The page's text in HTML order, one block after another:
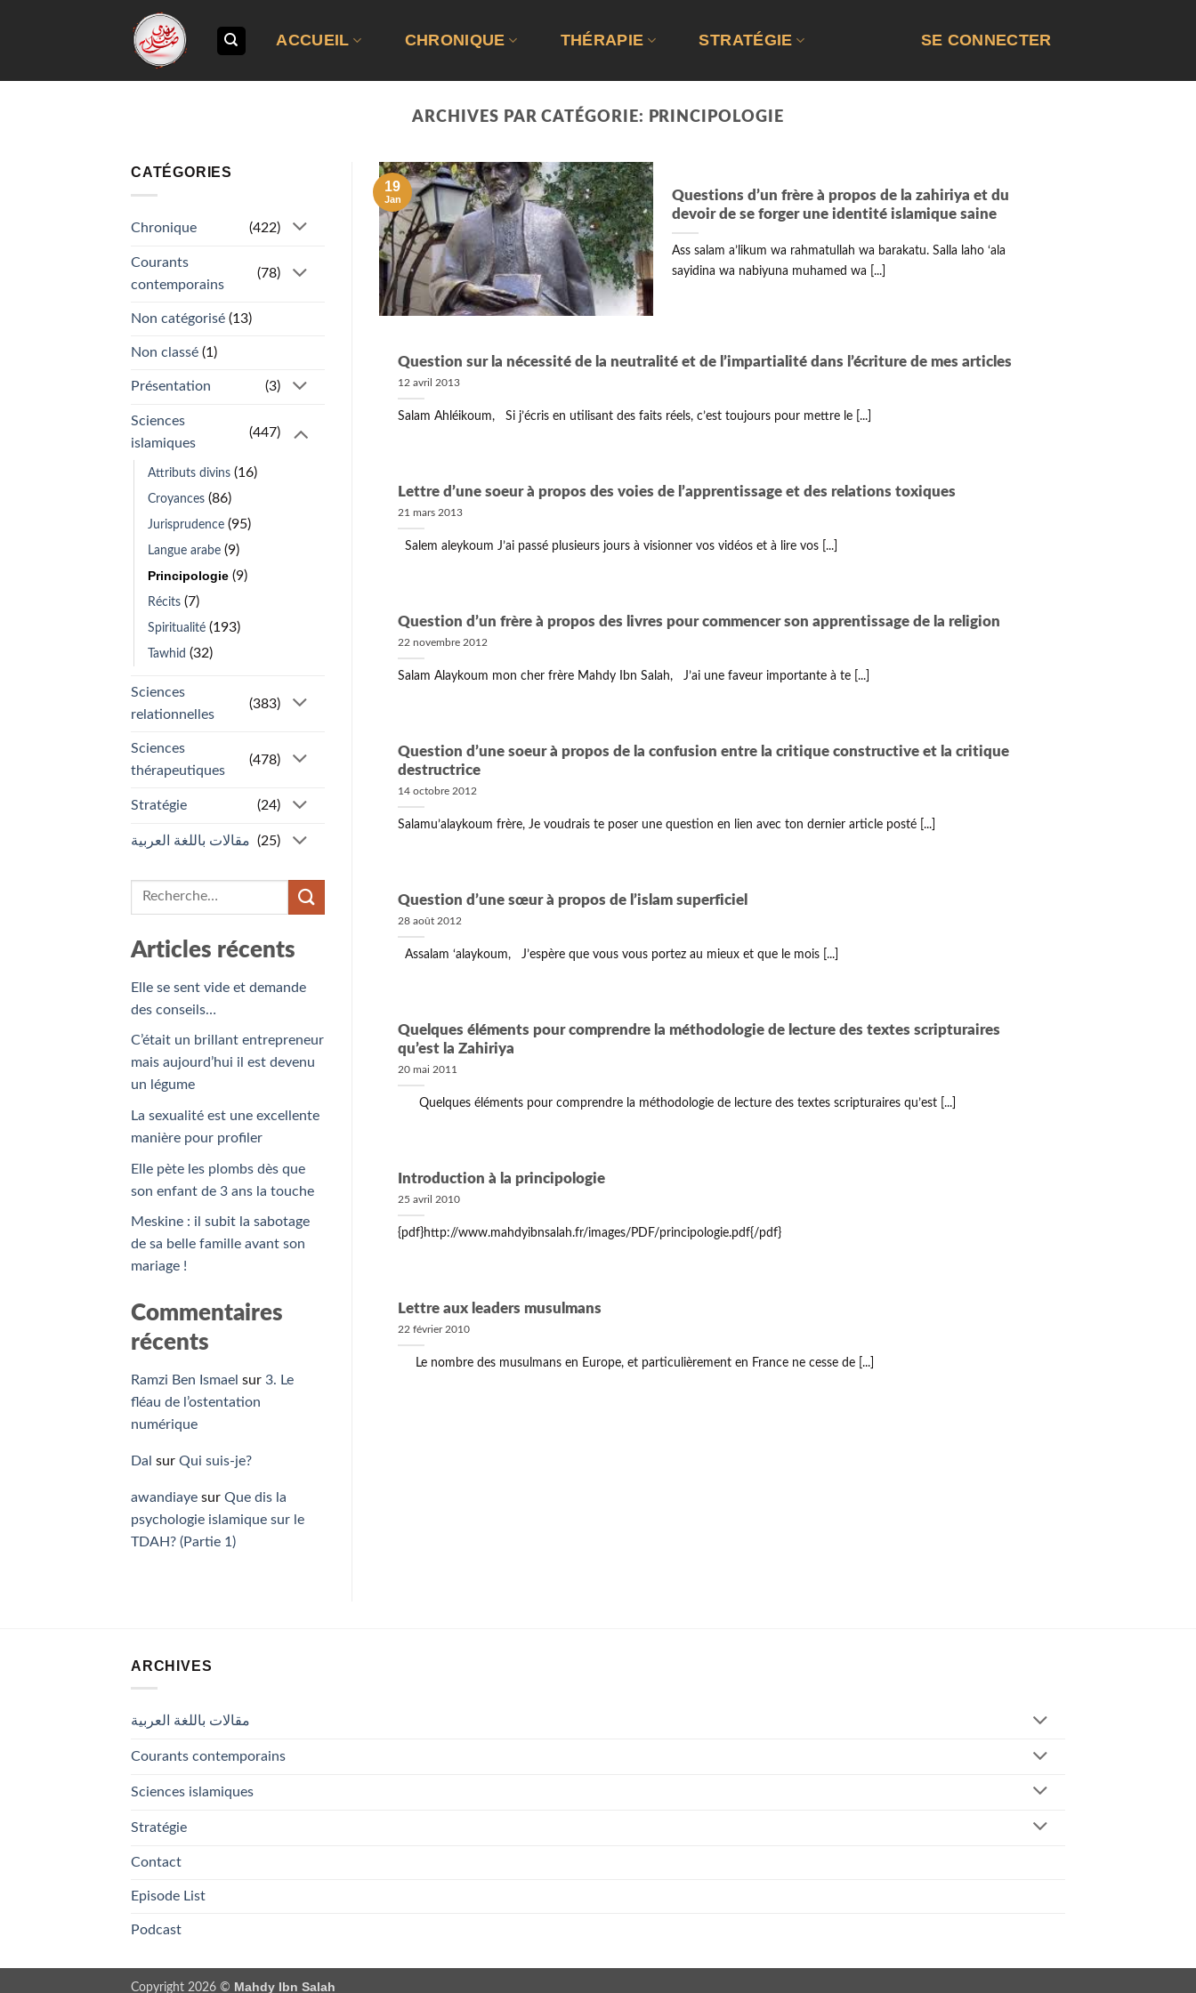
ACCUEIL CHRONIQUE THÉRAPIE STRATÉGIE SE CONNECTER
ARCHIVES PAR CATÉGORIE: PRINCIPOLOGIE
CATÉGORIES
Chronique (422)
Courants
contemporains
(78)
Non catégorisé (13)
Non classé (1)
Présentation (3)
Sciences
islamiques
(447)
Attributs divins (16)
Croyances (86)
Jurisprudence (95)
Langue arabe (9)
Principologie (9)
Récits (7)
Spiritualité (193)
Tawhid (32)
Sciences
relationnelles
(383)
Sciences
thérapeutiques
(478)
Stratégie (24)
مقالات باللغة العربية (25)
Articles récents
Elle se sent vide et demande
des conseils…
C’était un brillant entrepreneur
mais aujourd’hui il est devenu
un légume
La sexualité est une excellente
manière pour profiler
Elle pète les plombs dès que
son enfant de 3 ans la touche
Meskine : il subit la sabotage
de sa belle famille avant son
mariage !
Commentaires
récents
Ramzi Ben Ismael sur 3. Le
fléau de l’ostentation
numérique
Dal sur Qui suis-je?
awandiaye sur Que dis la
psychologie islamique sur le
TDAH? (Partie 1)
Questions d’un frère à propos de la zahiriya et du
devoir de se forger une identité islamique saine
Ass salam a’likum wa rahmatullah wa barakatu. Salla laho ‘ala
sayidina wa nabiyuna muhamed wa [...]
19
Jan
Question sur la nécessité de la neutralité et de l’impartialité dans l’écriture de mes articles
12 avril 2013
Salam Ahléikoum, Si j’écris en utilisant des faits réels, c’est toujours pour mettre le [...]
Lettre d’une soeur à propos des voies de l’apprentissage et des relations toxiques
21 mars 2013
Salem aleykoum J’ai passé plusieurs jours à visionner vos vidéos et à lire vos [...]
Question d’un frère à propos des livres pour commencer son apprentissage de la religion
22 novembre 2012
Salam Alaykoum mon cher frère Mahdy Ibn Salah, J’ai une faveur importante à te [...]
Question d’une soeur à propos de la confusion entre la critique constructive et la critique
destructrice
14 octobre 2012
Salamu’alaykoum frère, Je voudrais te poser une question en lien avec ton dernier article posté [...]
Question d’une sœur à propos de l’islam superficiel
28 août 2012
Assalam ‘alaykoum, J’espère que vous vous portez au mieux et que le mois [...]
Quelques éléments pour comprendre la méthodologie de lecture des textes scripturaires
qu’est la Zahiriya
20 mai 2011
Quelques éléments pour comprendre la méthodologie de lecture des textes scripturaires qu’est [...]
Introduction à la principologie
25 avril 2010
{pdf}http://www.mahdyibnsalah.fr/images/PDF/principologie.pdf{/pdf}
Lettre aux leaders musulmans
22 février 2010
Le nombre des musulmans en Europe, et particulièrement en France ne cesse de [...]
ARCHIVES
مقالات باللغة العربية
Courants contemporains
Sciences islamiques
Stratégie
Contact
Episode List
Podcast
Copyright 2026 © Mahdy Ibn Salah